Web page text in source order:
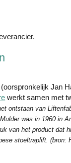
Jan
werkt samen met
ontstaan van
was in 1960 in
van het product dat
stoeltraplift. (bron: